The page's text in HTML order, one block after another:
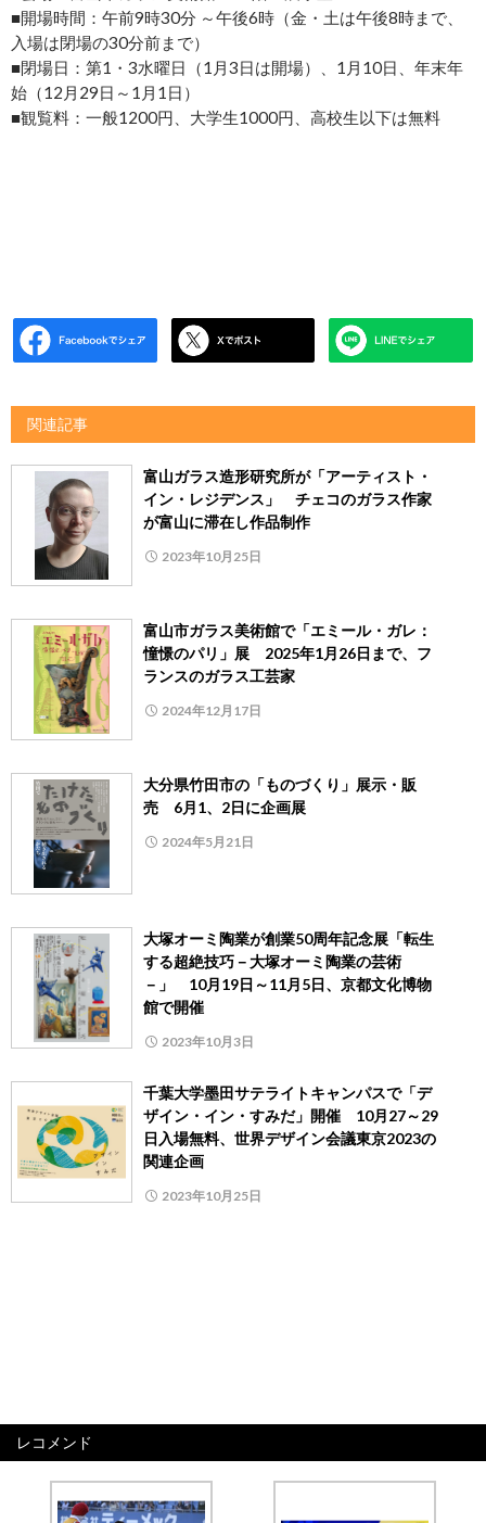
■開場時間：午前9時30分 ～午後6時（金・土は午後8時まで、
入場は閉場の30分前まで）
■閉場日：第1・3水曜日（1月3日は開場）、1月10日、年末年
始（12月29日～1月1日）
■観覧料：一般1200円、大学生1000円、高校生以下は無料
関連記事
富山ガラス造形研究所が「アーティスト・
イン・レジデンス」 チェコのガラス作家
が富山に滞在し作品制作
2023年10月25日
富山市ガラス美術館で「エミール・ガレ：
憧憬のパリ」展 2025年1月26日まで、フ
ランスのガラス工芸家
2024年12月17日
大分県竹田市の「ものづくり」展示・販
売 6月1、2日に企画展
2024年5月21日
大塚オーミ陶業が創業50周年記念展「転生
する超絶技巧－大塚オーミ陶業の芸術
－」 10月19日～11月5日、京都文化博物
館で開催
2023年10月3日
千葉大学墨田サテライトキャンパスで「デ
ザイン・イン・すみだ」開催 10月27～29
日入場無料、世界デザイン会議東京2023の
関連企画
2023年10月25日
レコメンド